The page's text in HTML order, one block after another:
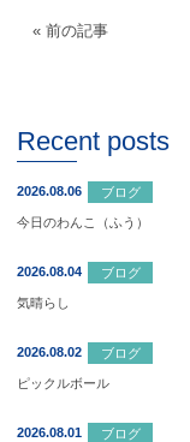
« 前の記事
Recent posts
2026.08.06 ブログ
今日のわんこ（ふう）
2026.08.04 ブログ
気晴らし
2026.08.02 ブログ
ピックルボール
2026.08.01 ブログ